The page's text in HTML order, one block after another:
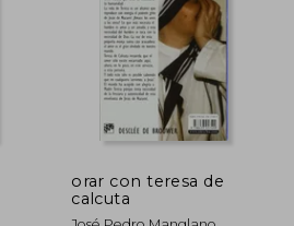
orar con teresa de
calcuta